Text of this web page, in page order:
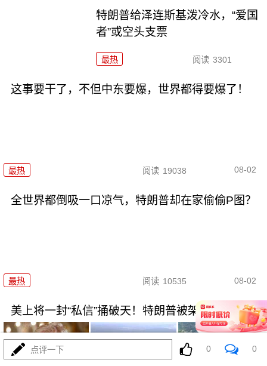
特朗普给泽连斯基泼冷水，“爱国
者”或空头支票
最热 阅读 3301
这事要干了，不但中东要爆，世界都得要爆了！
最热 阅读 19038 08-02
全世界都倒吸一口凉气，特朗普却在家偷偷P图？
最热 阅读 10535 08-02
美上将一封“私信”捅破天！特朗普被架在火上烤
点评一下 0 0